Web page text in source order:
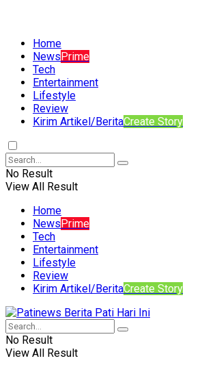
Home
NewsPrime
Tech
Entertainment
Lifestyle
Review
Kirim Artikel/BeritaCreate Story
No Result
View All Result
Home
NewsPrime
Tech
Entertainment
Lifestyle
Review
Kirim Artikel/BeritaCreate Story
No Result
View All Result